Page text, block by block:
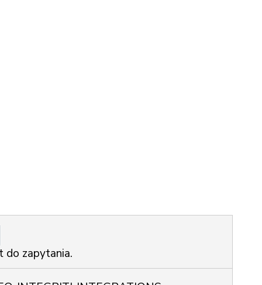
do zapytania.